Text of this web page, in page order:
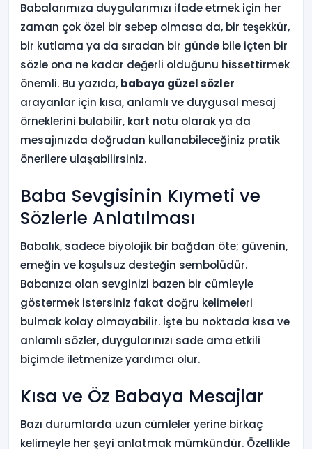
Babalarımıza duygularımızı ifade etmek için her
zaman çok özel bir sebep olmasa da, bir teşekkür,
bir kutlama ya da sıradan bir günde bile içten bir
sözle ona ne kadar değerli olduğunu hissettirmek
önemli. Bu yazıda, babaya güzel sözler
arayanlar için kısa, anlamlı ve duygusal mesaj
örneklerini bulabilir, kart notu olarak ya da
mesajınızda doğrudan kullanabileceğiniz pratik
önerilere ulaşabilirsiniz.
Baba Sevgisinin Kıymeti ve
Sözlerle Anlatılması
Babalık, sadece biyolojik bir bağdan öte; güvenin,
emeğin ve koşulsuz desteğin sembolüdür.
Babanıza olan sevginizi bazen bir cümleyle
göstermek istersiniz fakat doğru kelimeleri
bulmak kolay olmayabilir. İşte bu noktada kısa ve
anlamlı sözler, duygularınızı sade ama etkili
biçimde iletmenize yardımcı olur.
Kısa ve Öz Babaya Mesajlar
Bazı durumlarda uzun cümleler yerine birkaç
kelimeyle her şeyi anlatmak mümkündür. Özellikle